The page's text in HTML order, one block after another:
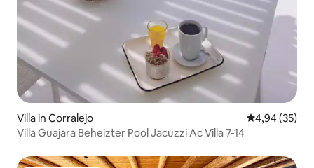
Villa in Corralejo
4,94 (35)
Villa Guajara Beheizter Pool Jacuzzi Ac Villa 7-14